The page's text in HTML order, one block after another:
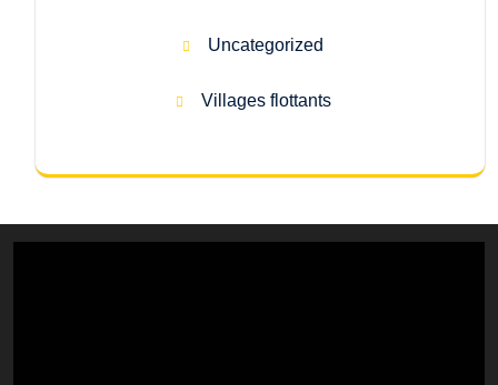
Uncategorized
Villages flottants